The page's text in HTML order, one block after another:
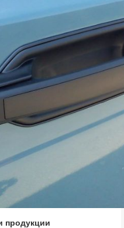
продукции